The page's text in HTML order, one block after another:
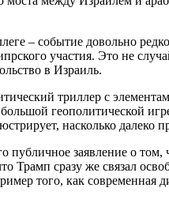
– событие довольно
участия. Это не
в Израиль.
триллер с
геополитической
насколько далеко
заявление о
Трамп сразу же связал
того, как